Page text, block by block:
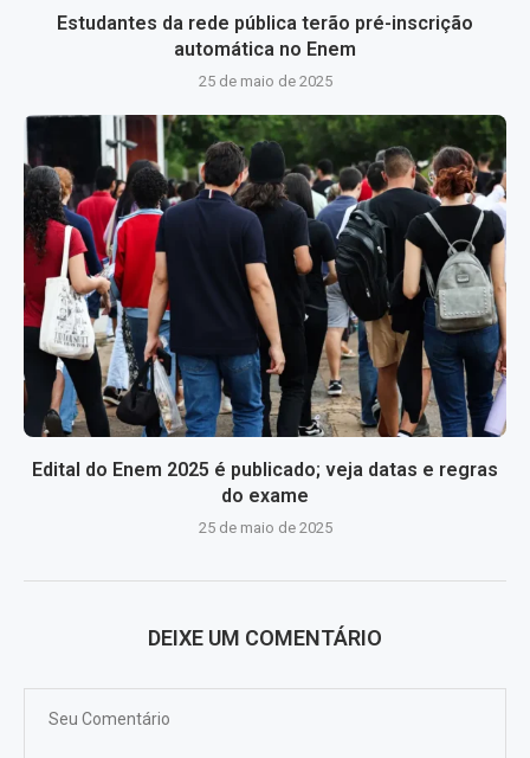
Estudantes da rede pública terão pré-inscrição
automática no Enem
25 de maio de 2025
Edital do Enem 2025 é publicado; veja datas e regras
do exame
25 de maio de 2025
DEIXE UM COMENTÁRIO